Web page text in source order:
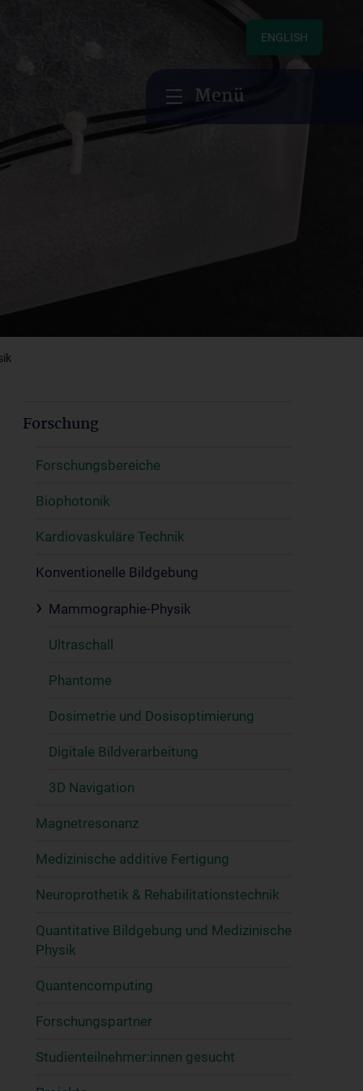
ENGLISH
Menü
Forschung
Forschungsbereiche
Biophotonik
Kardiovaskuläre Technik
Konventionelle Bildgebung
Mammographie-Physik
Ultraschall
Phantome
Dosimetrie und Dosisoptimierung
Digitale Bildverarbeitung
3D Navigation
Magnetresonanz
Medizinische additive Fertigung
Neuroprothetik & Rehabilitationstechnik
Quantitative Bildgebung und Medizinische
Physik
Quantencomputing
Forschungspartner
Studienteilnehmer:innen gesucht